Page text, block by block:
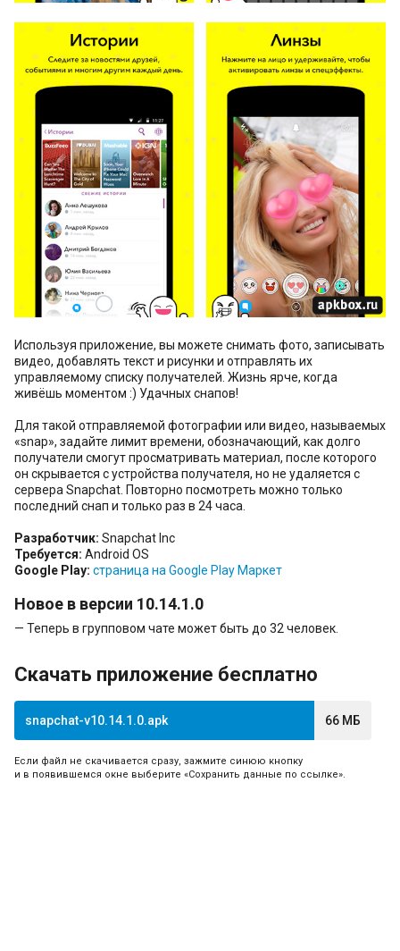
Используя приложение, вы можете снимать фото, записывать
видео, добавлять текст и рисунки и отправлять их
управляемому списку получателей. Жизнь ярче, когда
живёшь моментом :) Удачных снапов!
Для такой отправляемой фотографии или видео, называемых
«snap», задайте лимит времени, обозначающий, как долго
получатели смогут просматривать материал, после которого
он скрывается с устройства получателя, но не удаляется с
сервера Snapchat. Повторно посмотреть можно только
последний снап и только раз в 24 часа.
Разработчик: Snapchat Inc
Требуется: Android OS
Google Play: страница на Google Play Маркет
Новое в версии 10.14.1.0
— Теперь в групповом чате может быть до 32 человек.
Скачать приложение бесплатно
snapchat-v10.14.1.0.apk 66 МБ
Если файл не скачивается сразу, зажмите синюю кнопку
и в появившемся окне выберите «Сохранить данные по ссылке».